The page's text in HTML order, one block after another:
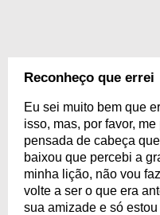
Reconheço que errei
Eu sei muito bem que
isso, mas, por favor,
pensada de cabeça
baixou que percebi a
minha lição, não vou
volte a ser o que era
sua amizade e só